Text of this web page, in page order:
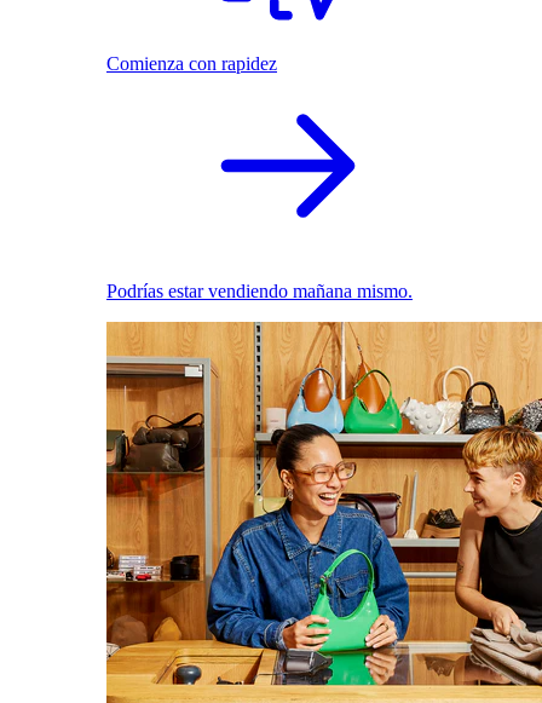
Comienza con rapidez
Podrías estar vendiendo mañana mismo.